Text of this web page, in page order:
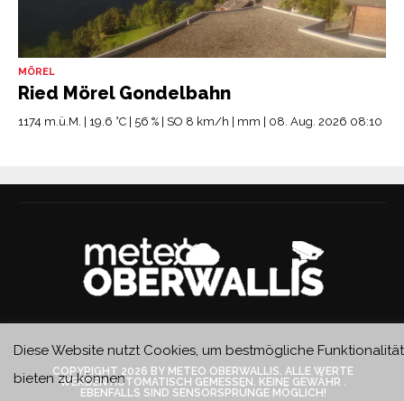
MÖREL
Ried Mörel Gondelbahn
1174 m.ü.M. | 19.6 °C | 56 % | SO 8 km/h | mm | 08. Aug. 2026 08:10
COPYRIGHT 2026 BY METEO OBERWALLIS. ALLE WERTE
WERDEN AUTOMATISCH GEMESSEN. KEINE GEWÄHR .
EBENFALLS SIND SENSORSPRÜNGE MÖGLICH!
Diese Website nutzt Cookies, um bestmögliche Funktionalität
bieten zu können